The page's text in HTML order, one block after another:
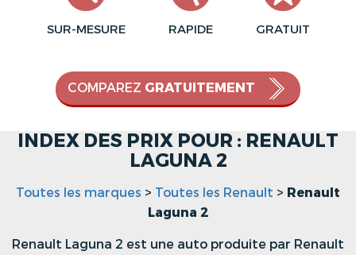
SUR-MESURE RAPIDE GRATUIT
COMPAREZ GRATUITEMENT
INDEX DES PRIX POUR : RENAULT
LAGUNA 2
Toutes les marques > Toutes les Renault > Renault
Laguna 2
Renault Laguna 2 est une auto produite par Renault